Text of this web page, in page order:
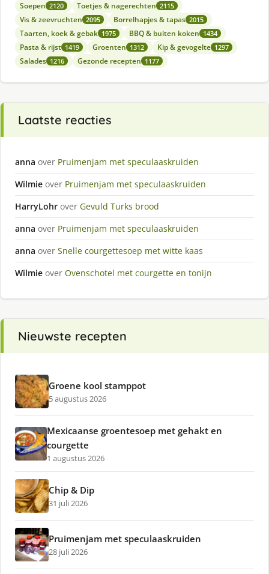
Soepen 2120 Toetjes & nagerechten 2115
Vis & zeevruchten 2095 Borrelhapjes & tapas 2015
Taarten, koek & gebak 1975 BBQ & buiten koken 1434
Pasta & rijst 1419 Groenten 1312 Kip & gevogelte 1297
Salades 1216 Gezonde recepten 1177
Laatste reacties
anna over Pruimenjam met speculaaskruiden
Wilmie over Pruimenjam met speculaaskruiden
HarryLohr over Gevuld Turks brood
anna over Pruimenjam met speculaaskruiden
anna over Snelle courgettesoep met witte kaas
Wilmie over Ovenschotel met courgette en tonijn
Nieuwste recepten
Groene kool stamppot
5 augustus 2026
Mexicaanse groentesoep met gehakt en
courgette
1 augustus 2026
Chip & Dip
31 juli 2026
Pruimenjam met speculaaskruiden
28 juli 2026